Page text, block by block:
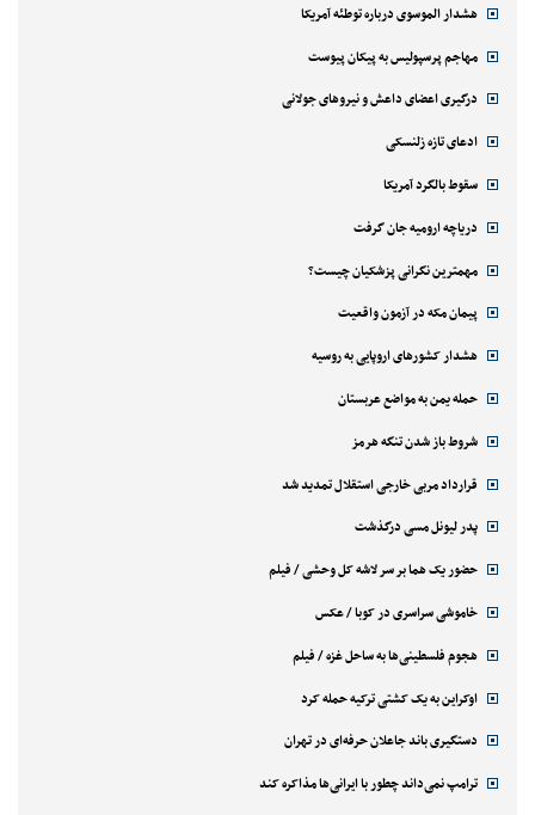
هشدار الموسوی درباره توطئه آمریکا
مهاجم پرسپولیس به پیکان پیوست
درگیری اعضای داعش و نیروهای جولانی
ادعای تازه زلنسکی
سقوط بالگرد آمریکا
دریاچه ارومیه جان گرفت
مهمترین نگرانی پزشکیان چیست؟
پیمان مکه در آزمون واقعیت
هشدار کشورهای اروپایی به روسیه
حمله یمن به مواضع عربستان
شروط باز شدن تنگه هرمز
قرارداد مربی خارجی استقلال تمدید شد
پدر لیونل مسی درگذشت
حضور یک هما بر سر لاشه‌ کل وحشی / فیلم
خاموشی سراسری در کوبا / عکس
هجوم فلسطینی‌ها به ساحل غزه / فیلم
اوکراین به یک کشتی ترکیه حمله کرد
دستگیری باند جاعلان حرفه‌ای در تهران
ترامپ نمی‌داند چطور با ایرانی‌ها مذاکره کند